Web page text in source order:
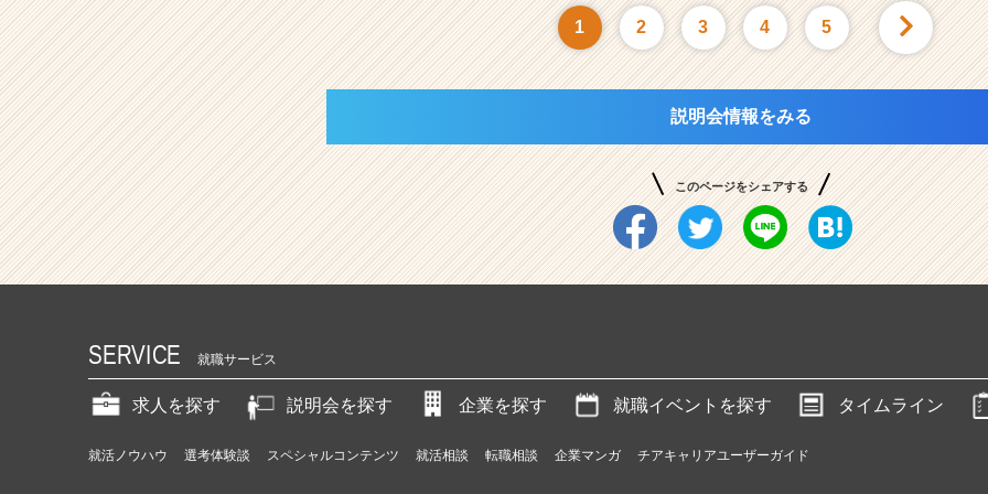
1 2 3 4 5
説明会情報をみる
このページをシェアする
SERVICE 就職サービス
求人を探す 説明会を探す 企業を探す 就職イベントを探す タイムライン
就活ノウハウ 選考体験談 スペシャルコンテンツ 就活相談 転職相談 企業マンガ チアキャリアユーザーガイド